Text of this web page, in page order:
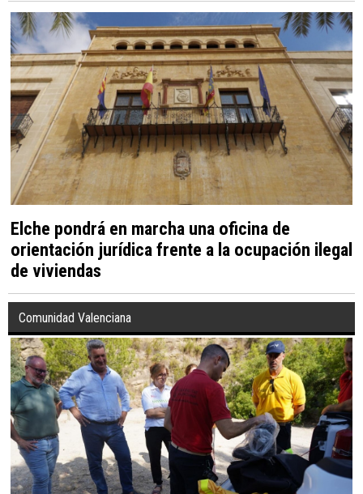
Elche pondrá en marcha una oficina de
orientación jurídica frente a la ocupación ilegal
de viviendas
Comunidad Valenciana